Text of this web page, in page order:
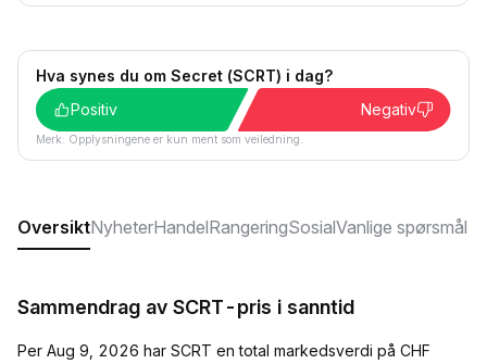
Hva synes du om Secret (SCRT) i dag?
Positiv
Negativ
Merk: Opplysningene er kun ment som veiledning.
OversiktNyheterHandelRangeringSosialVanlige spørsmål
Sammendrag av SCRT-pris i sanntid
Per Aug 9, 2026 har SCRT en total markedsverdi på CHF